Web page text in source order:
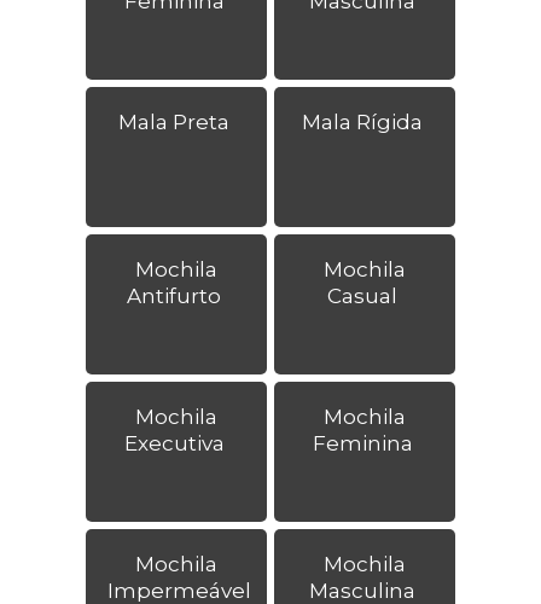
Mala Preta Mala Rígida
Mochila
Antifurto
Mochila
Casual
Mochila
Executiva
Mochila
Feminina
Mochila
Impermeável
Mochila
Masculina